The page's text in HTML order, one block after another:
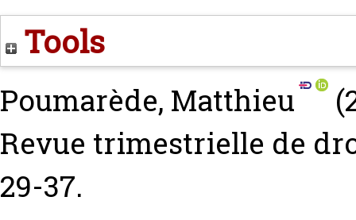
Tools
Poumarède, Matthieu
Revue trimestrielle de
29-37.